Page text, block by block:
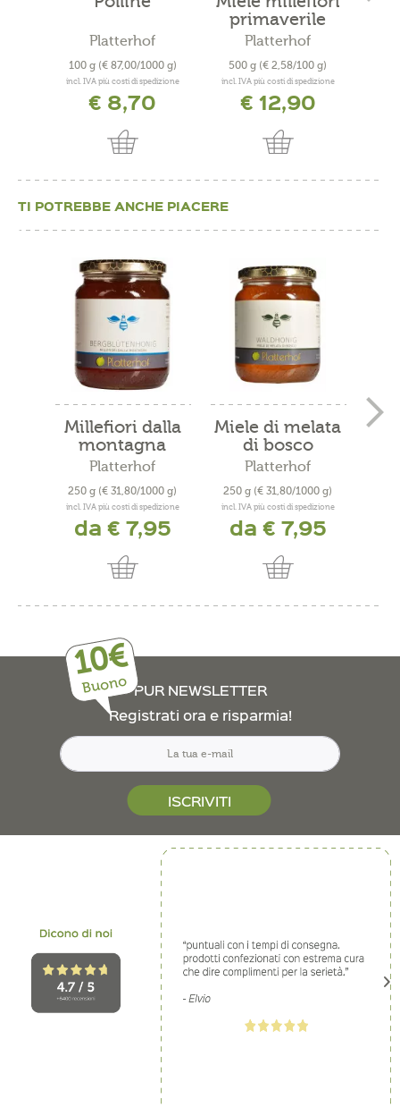
Platterhof
100 g (€ 87,00/1000 g)
incl. IVA più costi di spedizione
€ 8,70
primaverile
Platterhof
500 g (€ 2,58/100 g)
incl. IVA più costi di spedizione
€ 12,90
TI POTREBBE ANCHE PIACERE
Millefiori dalla
montagna
Platterhof
250 g (€ 31,80/1000 g)
incl. IVA più costi di spedizione
da € 7,95
Miele di melata
di bosco
Platterhof
250 g (€ 31,80/1000 g)
incl. IVA più costi di spedizione
da € 7,95
10€
Buono PUR NEWSLETTER
Registrati ora e risparmia!
ISCRIVITI